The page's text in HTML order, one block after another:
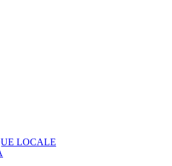
LOCALE